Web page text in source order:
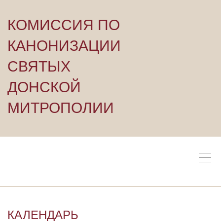
КОМИССИЯ ПО
КАНОНИЗАЦИИ
СВЯТЫХ
ДОНСКОЙ
МИТРОПОЛИИ
КАЛЕНДАРЬ